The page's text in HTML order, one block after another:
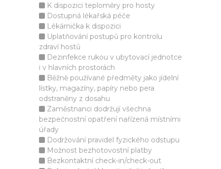
K dispozici teploměry pro hosty
Dostupná lékařská péče
Lékárnička k dispozici
Uplatňování postupů pro kontrolu
zdraví hostů
Dezinfekce rukou v ubytovací jednotce
i v hlavních prostorách
Běžně používané předměty jako jídelní
lístky, magazíny, papíry nebo pera
odstraněny z dosahu
Zaměstnanci dodržují všechna
bezpečnostní opatření nařízená místními
úřady
Dodržování pravidel fyzického odstupu
Možnost bezhotovostní platby
Bezkontaktní check-in/check-out